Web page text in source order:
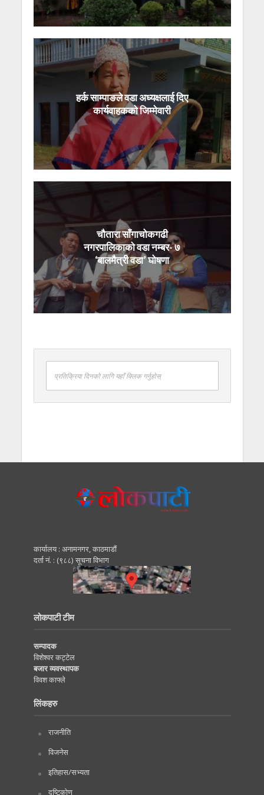
हर्क साम्पाङले वडा अध्यक्षलाई दिए
कार्यवाहकको जिम्मेवारी
चौतारा साँगाचोकगढी
नगरपालिकाको वडा नम्बर- ७
‘बालमैत्री वडा’ घोषणा
प्रतिक्रिया दिनको लागि यहाँ क्लिक गर्नुहोस्
कार्यालय : अनामनगर, काठमाडाैं
दर्ता नं. : (९८८) सूचना विभाग
लोकपाटी टीम
सम्पादक
विशेश्वर कट्टेल
बजार व्यवस्थापक
विवश काफ्ले
लिंकहरु
राजनीति
विजनेस
इतिहास/सभ्यता
दृष्टिकोण